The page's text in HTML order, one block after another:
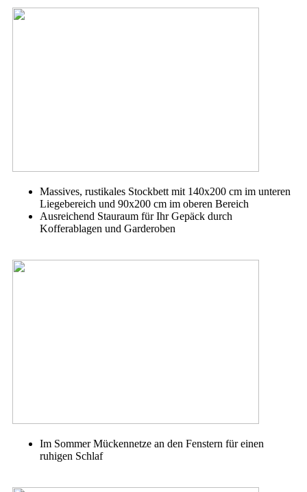
Massives, rustikales Stockbett mit 140x200 cm im unteren
Liegebereich und 90x200 cm im oberen Bereich
Ausreichend Stauraum für Ihr Gepäck durch
Kofferablagen und Garderoben
Im Sommer Mückennetze an den Fenstern für einen
ruhigen Schlaf